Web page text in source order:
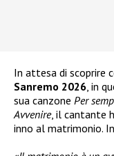
In attesa di scoprire
Sanremo 2026, in
sua canzone Per
Avvenire, il cantante
inno al matrimonio.